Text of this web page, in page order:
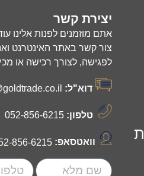
יצירת קשר
אתם מוזמנים לפנות אלינו
צור קשר באתר האינטרנט
לפגישה, לצורך רכישה או
דוא"ל:
טלפון:052-856-6215
וואטסאפ: 856-6215